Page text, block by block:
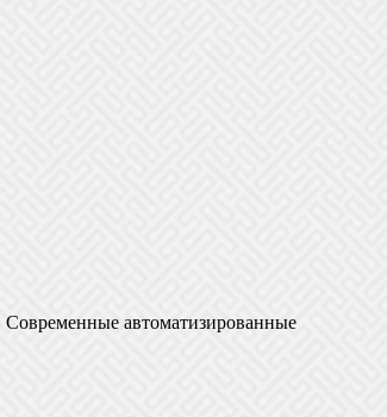
Современные автоматизированные